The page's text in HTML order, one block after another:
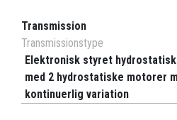
Transmission
Transmissionstype
Elektronisk styret hydrostatisk
med 2 hydrostatiske motorer
kontinuerlig variation